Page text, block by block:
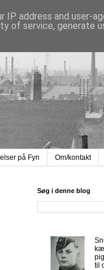
på Fyn Om/kontakt
Søg i denne blog
til
IP address and user-
of service, generate